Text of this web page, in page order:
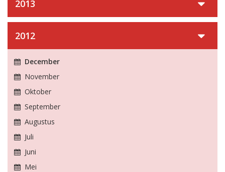
2013
2012
December
November
Oktober
September
Augustus
Juli
Juni
Mei